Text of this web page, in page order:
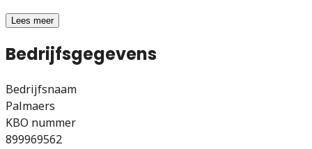
Lees meer
Bedrijfsgegevens
Bedrijfsnaam
Palmaers
KBO nummer
899969562